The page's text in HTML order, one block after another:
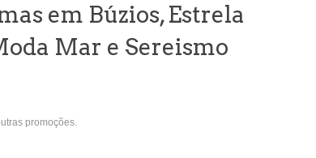
em Búzios, Estrela
Mar e Sereismo
promoções.